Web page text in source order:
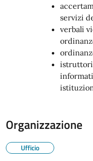
servizi
verbali
Organizzazione
Ufficio